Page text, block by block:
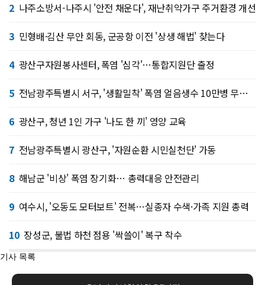
2 나주소방서-나주시 '안전 채운다', 재난취약가구 주거환경 개선
3 민형배·김산 무안 회동, 군공항 이전 '상생 해법' 찾는다
4 광산구자원봉사센터, 폭염 '심각'…통합지원단 출정
5 전남광주특별시 서구, '생활밀착' 폭염 얼음생수 10만병 무료 제공
6 광산구, 청년 1인 가구 '나도 한 끼' 영양 교육
7 전남광주특별시 광산구, '자원순환 시민실천단' 가동
8 해남군 '비상' 폭염 장기화… 총력대응 안전관리
9 여수시, '오동도 모터보트' 전복…실종자 수색·가족 지원 총력
10 장성군, 불법 하천 점용 '싹쓸이' 복구 착수
기사 목록